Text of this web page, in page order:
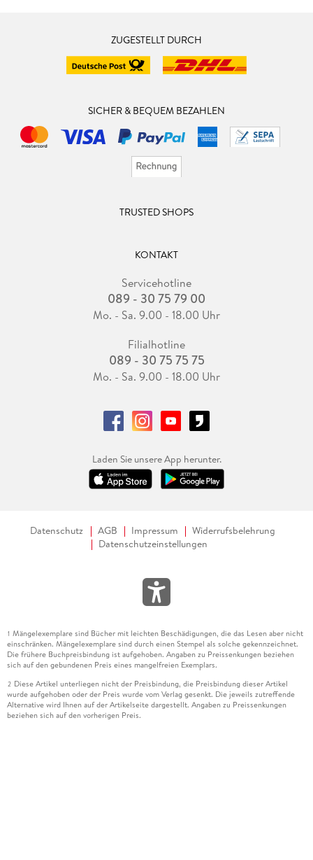
ZUGESTELLT DURCH
SICHER & BEQUEM BEZAHLEN
TRUSTED SHOPS
KONTAKT
Servicehotline
089 - 30 75 79 00
Mo. - Sa. 9.00 - 18.00 Uhr
Filialhotline
089 - 30 75 75 75
Mo. - Sa. 9.00 - 18.00 Uhr
Laden Sie unsere App herunter.
Datenschutz AGB Impressum
Widerrufsbelehrung
Datenschutzeinstellungen
1 Mängelexemplare sind Bücher mit leichten Beschädigungen, die das Lesen aber nicht
einschränken. Mängelexemplare sind durch einen Stempel als solche gekennzeichnet.
Die frühere Buchpreisbindung ist aufgehoben. Angaben zu Preissenkungen beziehen
sich auf den gebundenen Preis eines mangelfreien Exemplars.
2 Diese Artikel unterliegen nicht der Preisbindung, die Preisbindung dieser Artikel
wurde aufgehoben oder der Preis wurde vom Verlag gesenkt. Die jeweils zutreffende
Alternative wird Ihnen auf der Artikelseite dargestellt. Angaben zu Preissenkungen
beziehen sich auf den vorherigen Preis.